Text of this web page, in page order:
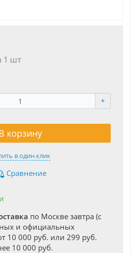
1 шт
+
корзину
в один клик
Сравнение
по Москве завтра (с
и официальных
10 000 руб. или 299 руб.
10 000 руб.